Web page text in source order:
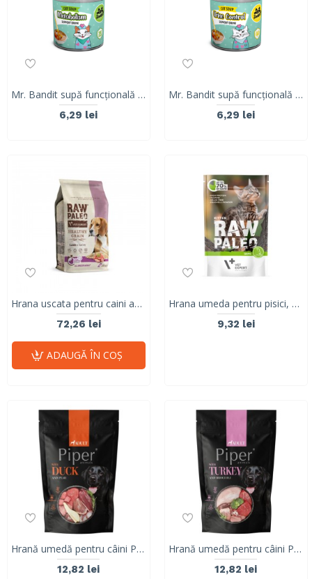
Mr. Bandit supă funcțională cu somon pentru metabolismul pisicilor
6,29 lei
Mr. Bandit supă funcțională cu rață și vită pentru tractul urinar al pisicilor
6,29 lei
Hrana uscata pentru caini adulti, RAW PALEO HEALTHY GRAIN, miel, 2kg
72,26 lei
ADAUGĂ ÎN COŞ
Hrana umeda pentru pisici, RAW PALEO KITTEN, carne de vanat, 100 g
9,32 lei
Hrană umedă pentru câini PIPER, rață și pere, 500g
12,82 lei
Hrană umedă pentru câini PIPER, curcan și broccoli, 500g
12,82 lei